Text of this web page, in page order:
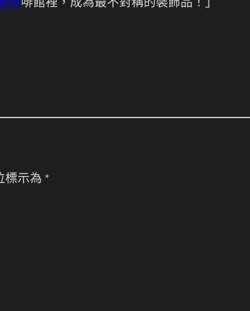
網啡館裡，成為最不對稱的裝飾品！」
標示為 *